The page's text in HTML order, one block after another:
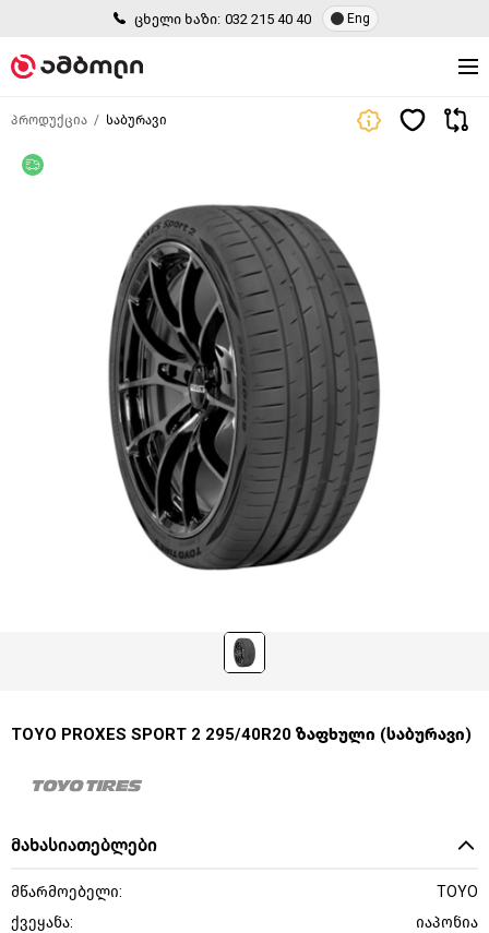
ცხელი ხაზი: 032 215 40 40 Eng
პროდუქცია საბურავი
TOYO PROXES SPORT 2 295/40R20 ზაფხული (საბურავი)
მახასიათებლები
მწარმოებელი:
TOYO
ქვეყანა:
იაპონია